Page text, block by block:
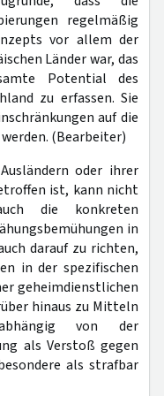
regelmäßig
vor allem der
Länder war, das
Potential des
zu erfassen. Sie
auf die
(Bearbeiter)
oder ihrer
ist, kann nicht
die konkreten
in
darauf zu richten,
in der spezifischen
geheimdienstlichen
hinaus zu Mitteln
von der
als Verstoß gegen
als strafbar